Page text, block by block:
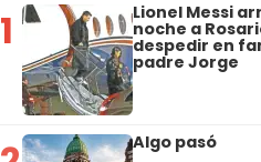
1 Lionel Messi
noche a
despedir en
padre Jorge
Algo pasó